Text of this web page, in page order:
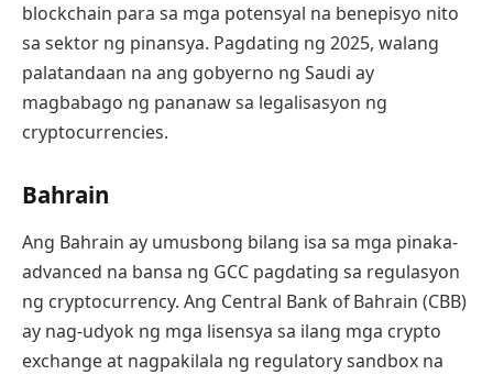
blockchain para sa mga potensyal na benepisyo nito
sa sektor ng pinansya. Pagdating ng 2025, walang
palatandaan na ang gobyerno ng Saudi ay
magbabago ng pananaw sa legalisasyon ng
cryptocurrencies.
Bahrain
Ang Bahrain ay umusbong bilang isa sa mga pinaka-
advanced na bansa ng GCC pagdating sa regulasyon
ng cryptocurrency. Ang Central Bank of Bahrain (CBB)
ay nag-udyok ng mga lisensya sa ilang mga crypto
exchange at nagpakilala ng regulatory sandbox na